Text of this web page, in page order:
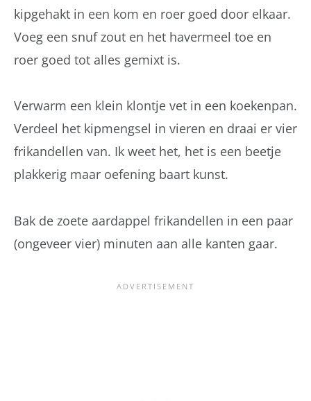
kipgehakt in een kom en roer goed door elkaar.
Voeg een snuf zout en het havermeel toe en
roer goed tot alles gemixt is.
Verwarm een klein klontje vet in een koekenpan.
Verdeel het kipmengsel in vieren en draai er vier
frikandellen van. Ik weet het, het is een beetje
plakkerig maar oefening baart kunst.
Bak de zoete aardappel frikandellen in een paar
(ongeveer vier) minuten aan alle kanten gaar.